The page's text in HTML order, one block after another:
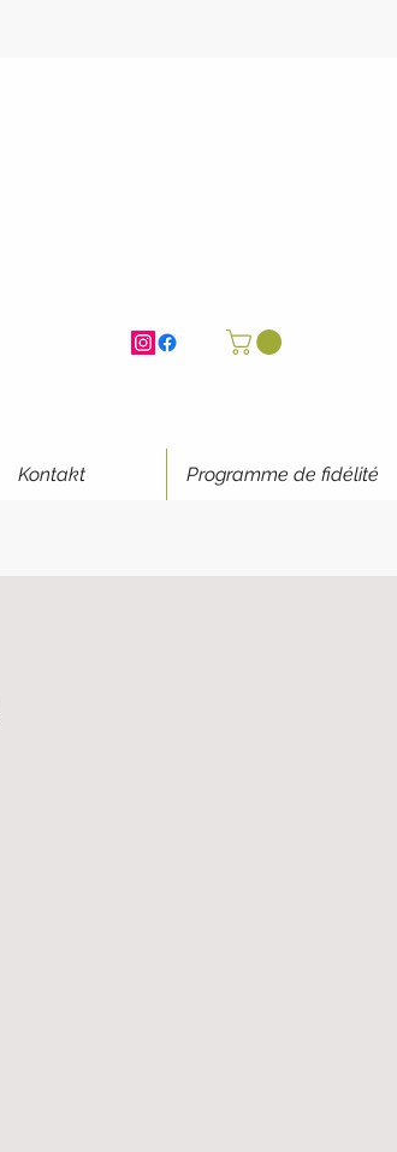
Kontakt Programme de fidélité